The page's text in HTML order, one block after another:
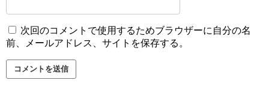
次回のコメントで使用するためブラウザーに自分の名
前、メールアドレス、サイトを保存する。